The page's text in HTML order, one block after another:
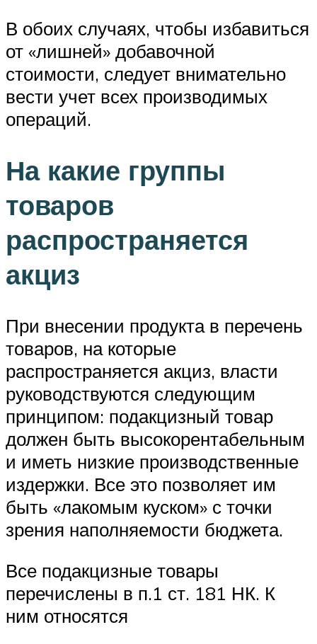
В обоих случаях, чтобы избавиться
от «лишней» добавочной
стоимости, следует внимательно
вести учет всех производимых
операций.
На какие группы
товаров
распространяется
акциз
При внесении продукта в перечень
товаров, на которые
распространяется акциз, власти
руководствуются следующим
принципом: подакцизный товар
должен быть высокорентабельным
и иметь низкие производственные
издержки. Все это позволяет им
быть «лакомым куском» с точки
зрения наполняемости бюджета.
Все подакцизные товары
перечислены в п.1 ст. 181 НК. К
ним относятся